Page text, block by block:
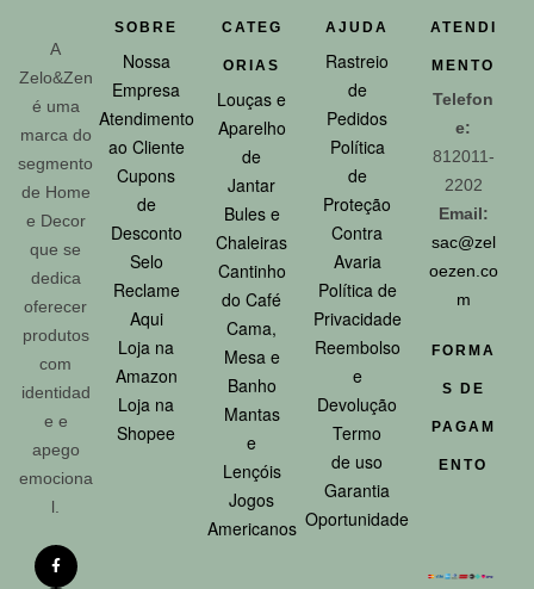
A
Zelo&Zen
é uma
marca do
segmento
de Home
e Decor
que se
dedica
oferecer
produtos
com
identidad
e e
apego
emociona
l.
SOBRE
Nossa
Empresa
Atendimento
ao Cliente
Cupons
de
Desconto
Selo
Reclame
Aqui
Loja na
Amazon
Loja na
Shopee
CATEG
ORIAS
Louças e
Aparelho
de
Jantar
Bules e
Chaleiras
Cantinho
do Café
Cama,
Mesa e
Banho
Mantas
e
Lençóis
Jogos
Americanos
AJUDA
Rastreio
de
Pedidos
Política
de
Proteção
Contra
Avaria
Política de
Privacidade
Reembolso
e
Devolução
Termo
de uso
Garantia
Oportunidade
ATENDI
MENTO
Telefon
e:
812011-
2202
Email:
sac@zel
oezen.co
m
FORMA
S DE
PAGAM
ENTO